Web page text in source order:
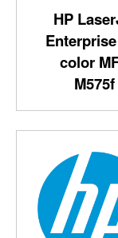
HP
color
M575f‎